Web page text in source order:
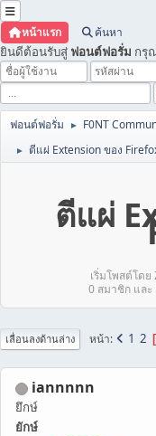
หน้าแรก ค้นหา
ยินดีต้อนรับสู่ ฟอนต์ฟอรั่ม กรุ
ฟอนต์ฟอรั่ม ► F0NT
► ตีแผ่ Extension ของ
ตีแผ่
เริ่มโพสต์โดย
0 สมาชิก แล
เลื่อนลงด้านล่าง หน้า 1 2
iannnnn
ยึกษ์
ยักษ์